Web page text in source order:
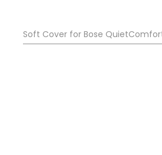
Soft Cover for Bose